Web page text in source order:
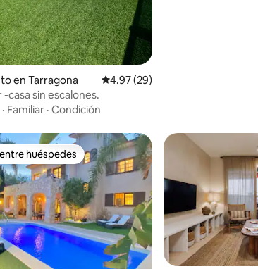
en Tarragona Calificación promedio: 4.97 de 5,
4.97 (29)
casa sin escalones.
· Familiar · Condición
huéspedes
huéspedes